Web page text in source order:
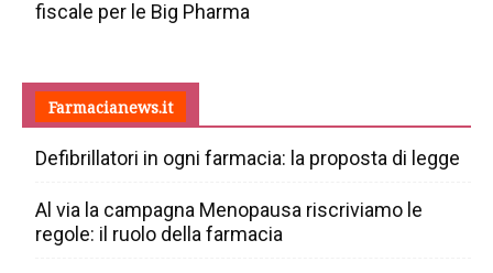
fiscale per le Big Pharma
Farmacianews.it
Defibrillatori in ogni farmacia: la proposta di legge
Al via la campagna Menopausa riscriviamo le
regole: il ruolo della farmacia